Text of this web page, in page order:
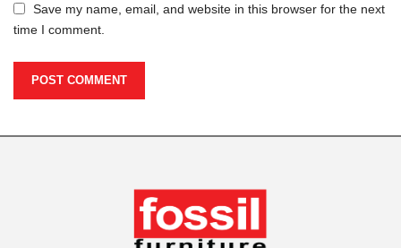
Save my name, email, and website in this browser for the next
time I comment.